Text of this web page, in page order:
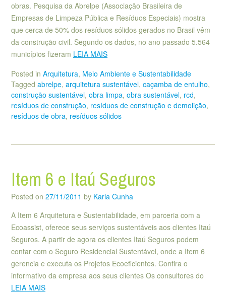
obras. Pesquisa da Abrelpe (Associação Brasileira de
Empresas de Limpeza Pública e Resíduos Especiais) mostra
que cerca de 50% dos resíduos sólidos gerados no Brasil vêm
da construção civil. Segundo os dados, no ano passado 5.564
municípios fizeram LEIA MAIS
Posted in Arquitetura, Meio Ambiente e Sustentabilidade
Tagged abrelpe, arquitetura sustentável, caçamba de entulho,
construção sustentável, obra limpa, obra sustentável, rcd,
resíduos de construção, resíduos de construção e demolição,
resíduos de obra, resíduos sólidos
Item 6 e Itaú Seguros
Posted on 27/11/2011 by Karla Cunha
A Item 6 Arquitetura e Sustentabilidade, em parceria com a
Ecoassist, oferece seus serviços sustentáveis aos clientes Itaú
Seguros. A partir de agora os clientes Itaú Seguros podem
contar com o Seguro Residencial Sustentável, onde a Item 6
gerencia e executa os Projetos Ecoeficientes. Confira o
informativo da empresa aos seus clientes Os consultores do
LEIA MAIS